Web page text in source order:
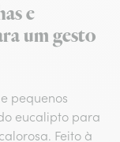
e
um gesto
pequenos
eucalipto para
Feito à